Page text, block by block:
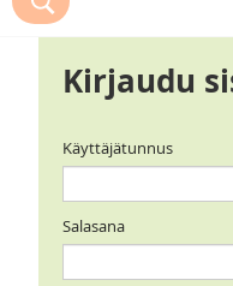
RESEPTIHAKU
RUOKATEEMAT
KOTIKOKIT
Kirjaudu
Käyttäjätunnus
Salasana